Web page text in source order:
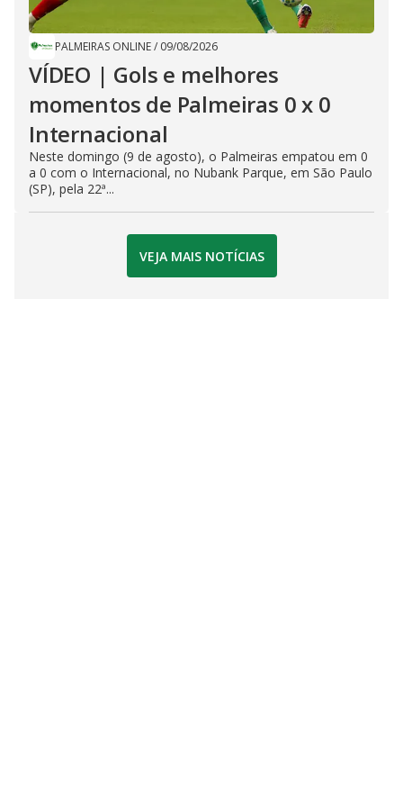
PALMEIRAS ONLINE/ 09/08/2026
VÍDEO | Gols e melhores
momentos de Palmeiras 0 x 0
Internacional
Neste domingo (9 de agosto), o Palmeiras empatou em 0
a 0 com o Internacional, no Nubank Parque, em São Paulo
(SP), pela 22ª...
VEJA MAIS NOTÍCIAS